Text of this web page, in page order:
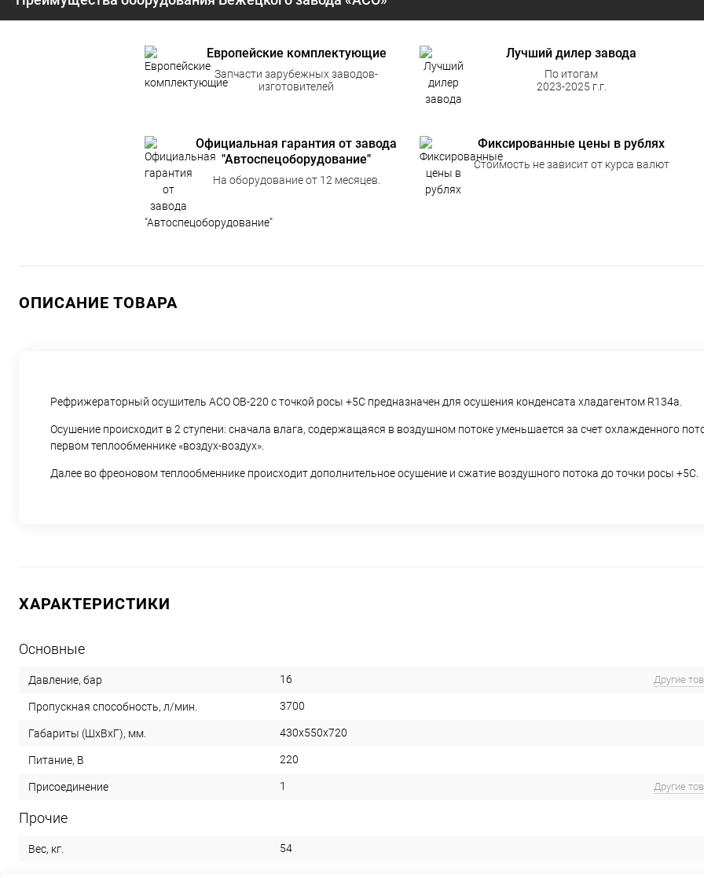
Европейские комплектующие
Запчасти зарубежных заводов-
изготовителей
Лучший дилер завода
По итогам
2023-2025 г.г.
Официальная гарантия от завода
"Автоспецоборудование"
На оборудование от 12 месяцев.
Фиксированные цены в рублях
Стоимость не зависит от курса валют
ОПИСАНИЕ ТОВАРА
Рефрижераторный осушитель АСО ОВ-220 с точкой росы +5С предназначен для осушения конденсата хладагентом R134a.
Осушение происходит в 2 ступени: сначала влага, содержащаяся в воздушном потоке уменьшается за счет охлажденного
первом теплообменнике «воздух-воздух».
Далее во фреоновом теплообменнике происходит дополнительное осушение и сжатие воздушного потока до точки росы +5С.
ХАРАКТЕРИСТИКИ
Основные
Давление, бар 16 Другие
Пропускная способность, л/мин. 3700
Габариты (ШхВхГ), мм. 430х550х720
Питание, В 220
Присоединение 1 Другие
Прочие
Вес, кг. 54